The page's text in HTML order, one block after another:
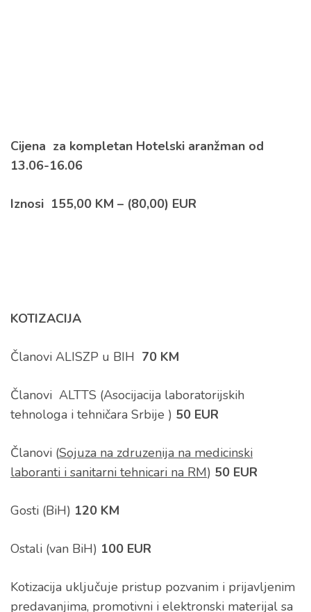
Cijena za kompletan Hotelski aranžman od
13.06-16.06
Iznosi 155,00 KM – (80,00) EUR
KOTIZACIJA
Članovi ALISZP u BIH 70 KM
Članovi ALTTS (Asocijacija laboratorijskih
tehnologa i tehničara Srbije ) 50 EUR
Članovi (Sojuza na zdruzenija na medicinski
laboranti i sanitarni tehnicari na RM) 50 EUR
Gosti (BiH) 120 KM
Ostali (van BiH) 100 EUR
Kotizacija uključuje pristup pozvanim i prijavljenim
predavanjima, promotivni i elektronski materijal sa